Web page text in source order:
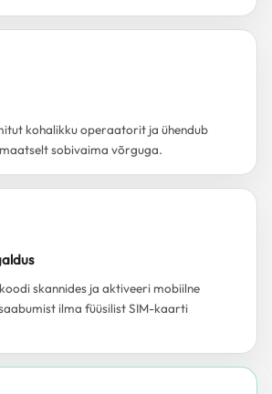
kohalikku operaatorit ja ühendub
sobivaima võrguga.
skannides ja aktiveeri mobiilne
ilma füüsilist SIM-kaarti